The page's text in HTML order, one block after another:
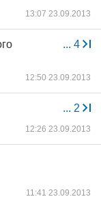
13:07 23.09.2013
... 4
12:50 23.09.2013
... 2
12:26 23.09.2013
11:41 23.09.2013